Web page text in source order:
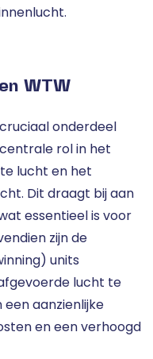
WTW
onderdeel
rol in het
lucht en het
Dit draagt bij aan
essentieel is voor
zijn de
units
lucht te
aanzienlijke
en een verhoogd